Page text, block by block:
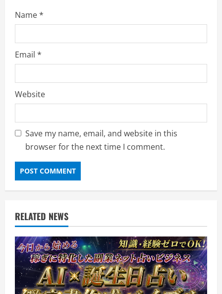
Name*
Email *
Website
Save my name, email, and website in this
browser for the next time I comment.
RELATED NEWS